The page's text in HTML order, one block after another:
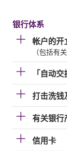
银行体系
帐户的开
（包括有
「自动
打击洗钱
有关银行
信用卡